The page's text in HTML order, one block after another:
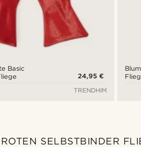
Basic
24,95 €
TRENDHIM
SELBSTBINDER